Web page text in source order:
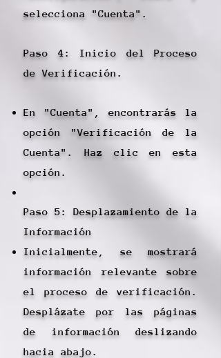
selecciona "Cuenta".
Paso 4: Inicio del Proceso
de Verificación.
En "Cuenta", encontrarás la
opción "Verificación de la
Cuenta". Haz clic en esta
opción.
Paso 5: Desplazamiento de la
Información
Inicialmente, se mostrará
información relevante sobre
el proceso de verificación.
Desplázate por las páginas
de información deslizando
hacia abajo.